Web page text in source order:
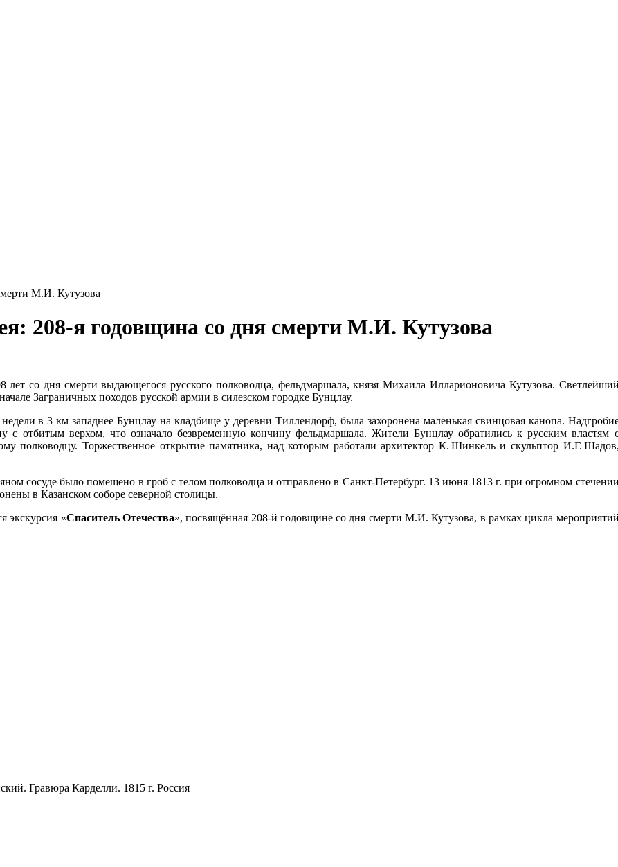
М.И. Кутузова
208-я годовщина со дня смерти М.И. Кутузова
лет со дня смерти выдающегося русского полководца, фельдмаршала, князя Михаила Илларионовича Кутузова.
Заграничных походов русской армии в силезском городке Бунцлау.
в 3 км западнее Бунцлау на кладбище у деревни Тиллендорф, была захоронена маленькая свинцовая канопа.
с отбитым верхом, что означало безвременную кончину фельдмаршала. Жители Бунцлау обратились к русским властям
полководцу. Торжественное открытие памятника, над которым работали архитектор К. Шинкель и скульптор И.Г.
сосуде было помещено в гроб с телом полководца и отправлено в Санкт-Петербург. 13 июня 1813 г. при огромном
в Казанском соборе северной столицы.
экскурсия «Спаситель Отечества», посвящённая 208-й годовщине со дня смерти М.И. Кутузова, в рамках цикла
Гравюра Карделли. 1815 г. Россия